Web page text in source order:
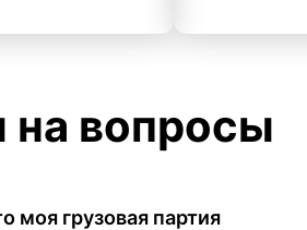
на вопросы
моя грузовая партия